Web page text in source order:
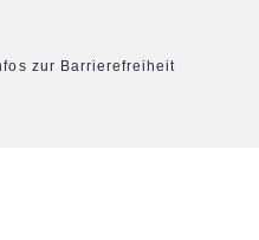
zur Barrierefreiheit